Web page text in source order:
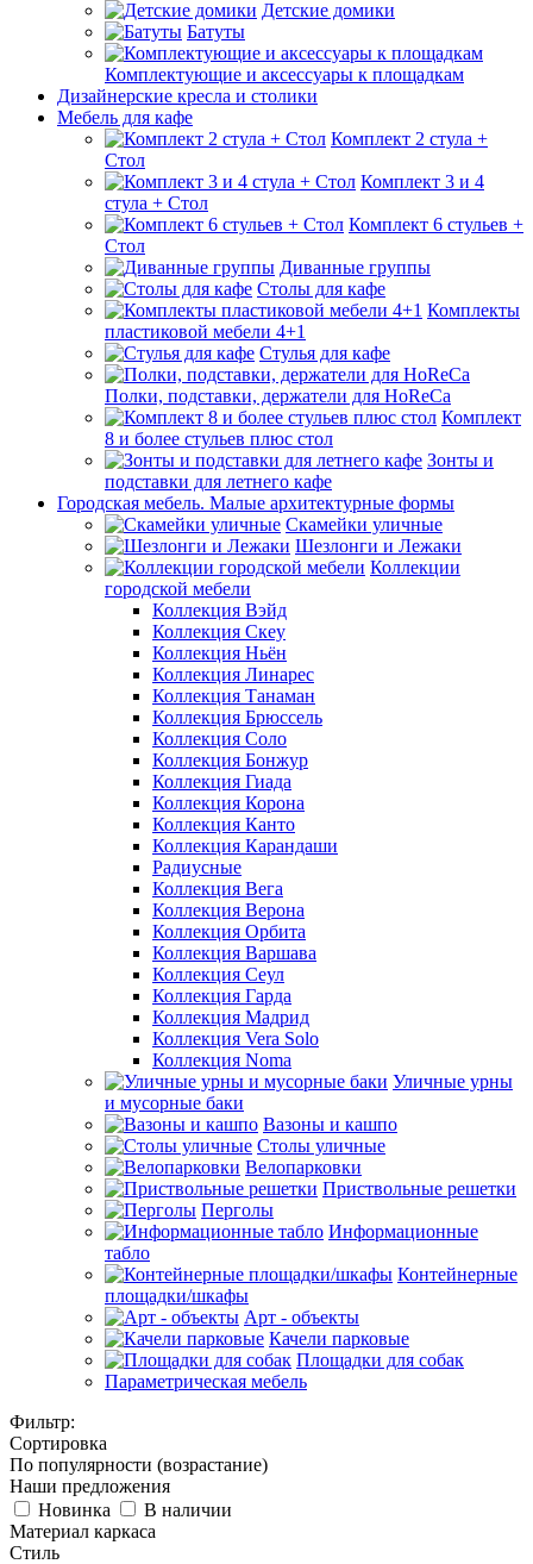
Детские домики
Батуты
Комплектующие и аксессуары к площадкам
Дизайнерские кресла и столики
Мебель для кафе
Комплект 2 стула +
Стол
Комплект 3 и 4
стула + Стол
Комплект 6 стульев +
Стол
Диванные группы
Столы для кафе
Комплекты
пластиковой мебели 4+1
Стулья для кафе
Полки, подставки, держатели для HoReCa
Комплект
8 и более стульев плюс стол
Зонты и
подставки для летнего кафе
Городская мебель. Малые архитектурные формы
Скамейки уличные
Шезлонги и Лежаки
Коллекции
городской мебели
Коллекция Вэйд
Коллекция Скеу
Коллекция Ньён
Коллекция Линарес
Коллекция Танаман
Коллекция Брюссель
Коллекция Соло
Коллекция Бонжур
Коллекция Гиада
Коллекция Корона
Коллекция Канто
Коллекция Карандаши
Радиусные
Коллекция Вега
Коллекция Верона
Коллекция Орбита
Коллекция Варшава
Коллекция Сеул
Коллекция Гарда
Коллекция Мадрид
Коллекция Vera Solo
Коллекция Noma
Уличные урны
и мусорные баки
Вазоны и кашпо
Столы уличные
Велопарковки
Приствольные решетки
Перголы
Информационные
табло
Контейнерные
площадки/шкафы
Арт - объекты
Качели парковые
Площадки для собак
Параметрическая мебель
Фильтр:
Сортировка
По популярности (возрастание)
Наши предложения
Новинка
В наличии
Материал каркаса
Стиль